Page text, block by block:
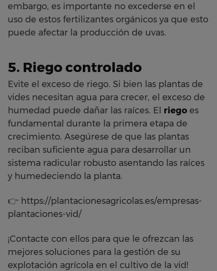
embargo, es importante no excederse en el
uso de estos fertilizantes orgánicos ya que esto
puede afectar la producción de uvas.
5. Riego controlado
Evite el exceso de riego. Si bien las plantas de
vides necesitan agua para crecer, el exceso de
humedad puede dañar las raíces. El riego es
fundamental durante la primera etapa de
crecimiento. Asegúrese de que las plantas
reciban suficiente agua para desarrollar un
sistema radicular robusto asentando las raíces
y humedeciendo la planta.
👉 https://plantacionesagricolas.es/empresas-
plantaciones-vid/
¡Contacte con ellos para que le ofrezcan las
mejores soluciones para la gestión de su
explotación agrícola en el cultivo de la vid!